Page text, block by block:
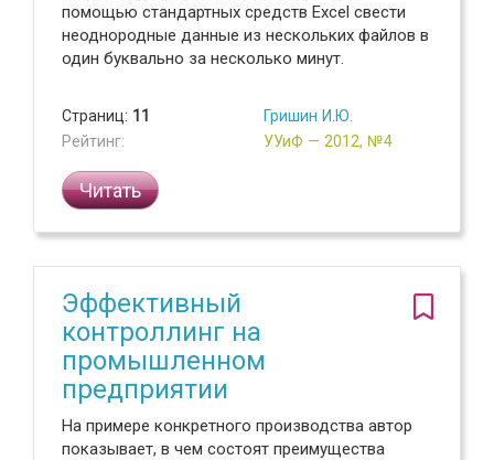
помощью стандартных средств Excel свести
неоднородные данные из нескольких файлов в
один буквально за несколько минут.
Страниц: 11
Рейтинг:
Гришин И.Ю.
УУиФ — 2012, №4
Читать
Эффективный
контроллинг на
промышленном
предприятии
На примере конкретного производства автор
показывает, в чем состоят преимущества